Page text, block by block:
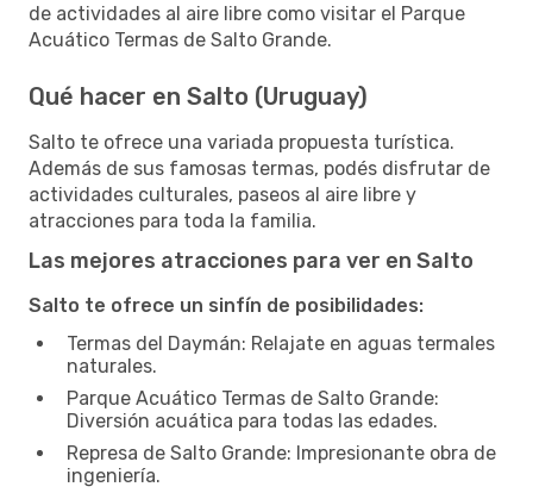
de actividades al aire libre como visitar el Parque
Acuático Termas de Salto Grande.
Qué hacer en Salto (Uruguay)
Salto te ofrece una variada propuesta turística.
Además de sus famosas termas, podés disfrutar de
actividades culturales, paseos al aire libre y
atracciones para toda la familia.
Las mejores atracciones para ver en Salto
Salto te ofrece un sinfín de posibilidades:
Termas del Daymán: Relajate en aguas termales
naturales.
Parque Acuático Termas de Salto Grande:
Diversión acuática para todas las edades.
Represa de Salto Grande: Impresionante obra de
ingeniería.